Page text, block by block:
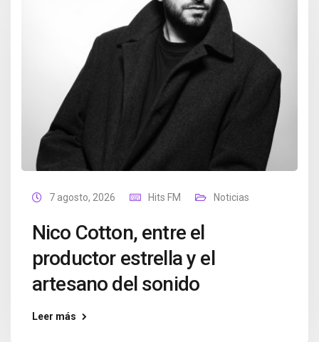
7 agosto, 2026 Hits FM Noticias
Nico Cotton, entre el
productor estrella y el
artesano del sonido
Leer más